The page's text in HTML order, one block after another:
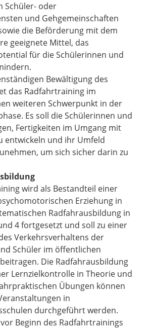
Schüler- oder
und Gehgemeinschaften
die Beförderung mit dem
geeignete Mittel, das
für die Schülerinnen und
Bewältigung des
das Radfahrtraining im
weiteren Schwerpunkt in der
Es soll die Schülerinnen und
Fertigkeiten im Umgang mit
entwickeln und ihr Umfeld
um sich sicher darin zu
wird als Bestandteil einer
Erziehung in
Radfahrausbildung in
4 fortgesetzt und soll zu einer
Verkehrsverhaltens der
Schüler im öffentlichen
Die Radfahrausbildung
Lernzielkontrolle in Theorie und
Übungen können
in
durchgeführt werden.
Beginn des Radfahrtrainings